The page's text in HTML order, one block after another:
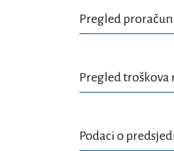
Pregled
Pregled troškova
Podaci o